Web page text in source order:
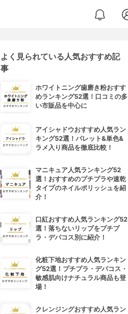
よく見られている人気おすすめ記
事
ホワイトニング歯磨き粉おすす
めランキング52選！口コミの多
い市販品を中心に
アイシャドウおすすめ人気ラン
キング52選！パレット&単色&
ラメ入り商品を徹底比較！
マニキュア人気ランキング52
選！おすすめのプチプラや速乾
タイプのネイルポリッシュを紹
介！
口紅おすすめ人気ランキング52
選！落ちないリップをプチプ
ラ・デパコス別に紹介！
化粧下地おすすめ人気ランキン
グ52選！プチプラ・デパコス・
敏感肌向けナチュラル商品も登
場！
クレンジングおすすめ人気ラン